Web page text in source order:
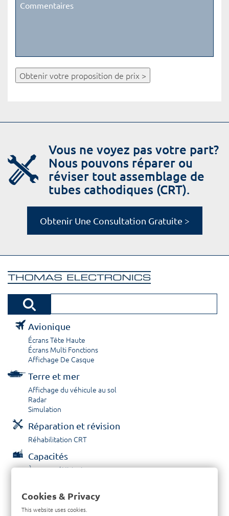
Obtenir votre proposition de prix >
Vous ne voyez pas votre part?
Nous pouvons réparer ou
réviser tout assemblage de
tubes cathodiques (CRT).
Obtenir Une Consultation Gratuite >
Avionique
Écrans Tête Haute
Écrans Multi Fonctions
Affichage De Casque
Terre et mer
Affichage du véhicule au sol
Radar
Simulation
Réparation et révision
Réhabilitation CRT
Capacités
À propos / Historique
Contactez nous
Cookies & Privacy
This website uses cookies.